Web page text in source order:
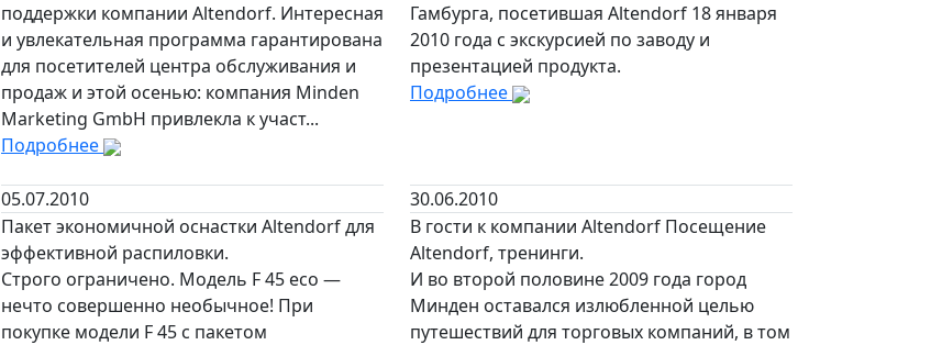
поддержки компании Altendorf. Интересная
и увлекательная программа гарантирована
для посетителей центра обслуживания и
продаж и этой осенью: компания Minden
Marketing GmbH привлекла к участ...
Подробнее
05.07.2010
Гамбурга, посетившая Altendorf 18 января
2010 года с экскурсией по заводу и
презентацией продукта.
Подробнее
30.06.2010
Пакет экономичной оснастки Altendorf для
эффективной распиловки.
Строго ограничено. Модель F 45 eco —
нечто совершенно необычное! При
покупке модели F 45 с пакетом
В гости к компании Altendorf Посещение
Altendorf, тренинги.
И во второй половине 2009 года город
Минден оставался излюбленной целью
путешествий для торговых компаний, в том